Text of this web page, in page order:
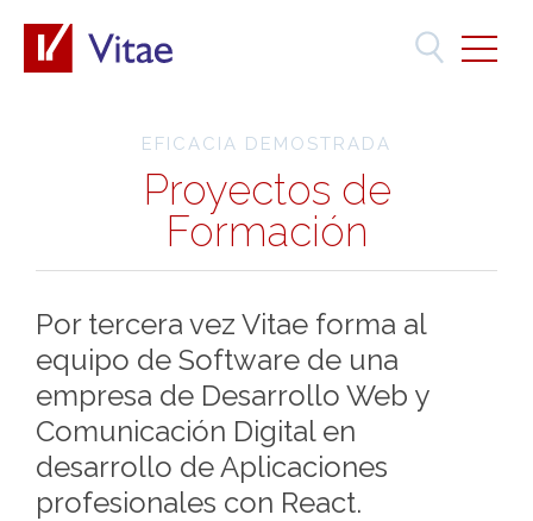
EFICACIA DEMOSTRADA
Proyectos de
Formación
Por tercera vez Vitae forma al
equipo de Software de una
empresa de Desarrollo Web y
Comunicación Digital en
desarrollo de Aplicaciones
profesionales con React.